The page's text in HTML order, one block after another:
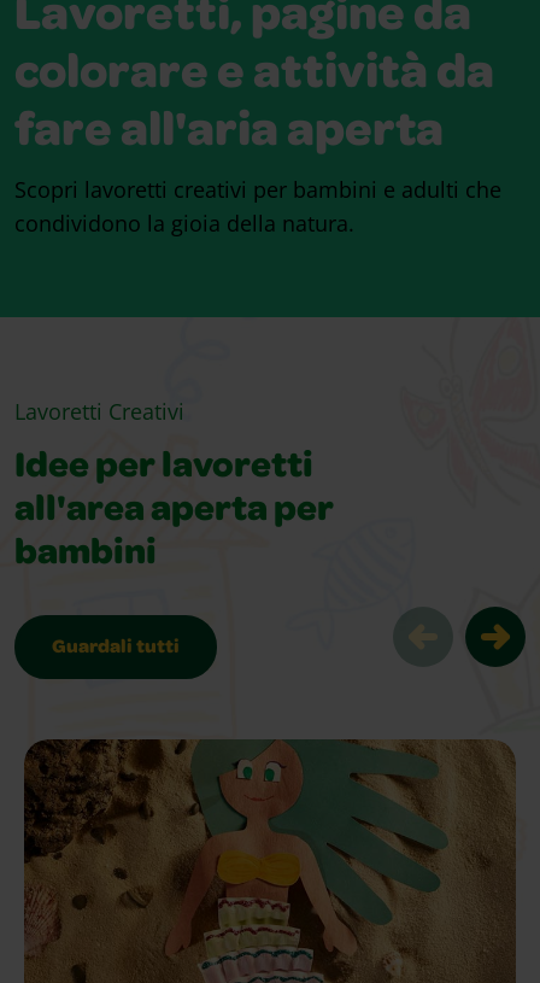
Lavoretti, pagine da
colorare e attività da
fare all'aria aperta
Scopri lavoretti creativi per bambini e adulti che
condividono la gioia della natura.
Lavoretti Creativi
Idee per lavoretti
all'area aperta per
bambini
Guardali tutti
Idee per lavoretti all'area aperta per